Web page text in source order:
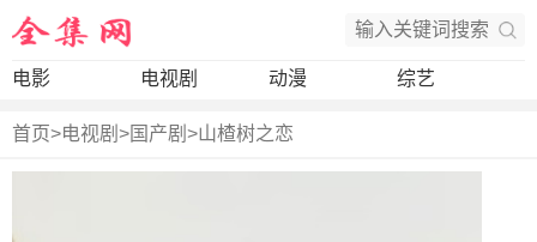
电影 电视剧 动漫 综艺
首页>电视剧 >国产剧 >山楂树之恋